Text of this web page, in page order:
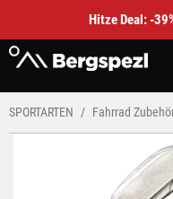
Hitze Deal: -
SPORTARTEN Fahrrad